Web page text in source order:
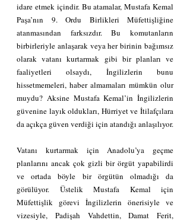
idare etmek içindir. Bu atamalar, Mustafa Kemal
Paşa’nın 9. Ordu Birlikleri Müfettişliğine
atanmasından farksızdır. Bu komutanların
birbirleriyle anlaşarak veya her birinin bağımsız
olarak vatanı kurtarmak gibi bir planları ve
faaliyetleri olsaydı, İngilizlerin bunu
hissetmemeleri, haber almamaları mümkün olur
muydu? Aksine Mustafa Kemal’in İngilizlerin
güvenine layık oldukları, Hürriyet ve İtilafçılara
da açıkça güven verdiği için atandığı anlaşılıyor.
Vatanı kurtarmak için Anadolu’ya geçme
planlarını ancak çok gizli bir örgüt yapabilirdi
ve ortada böyle bir örgütün olmadığı da
görülüyor. Üstelik Mustafa Kemal için
Müfettişlik görevi İngilizlerin önerisiyle ve
vizesiyle, Padişah Vahdettin, Damat Ferit,